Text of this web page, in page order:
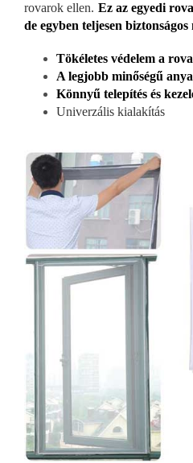
rovarok ellen. Ez az egyedi
de egyben teljesen biztonságos
Tökéletes védelem a
A legjobb minőségű
Könnyű telepítés és
Univerzális kialakítás